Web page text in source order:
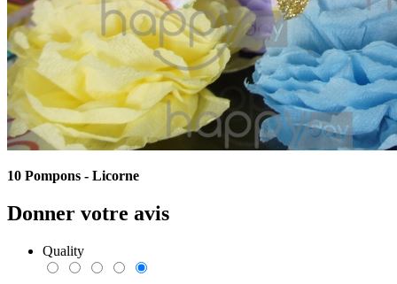
10 Pompons - Licorne
Donner votre avis
Quality